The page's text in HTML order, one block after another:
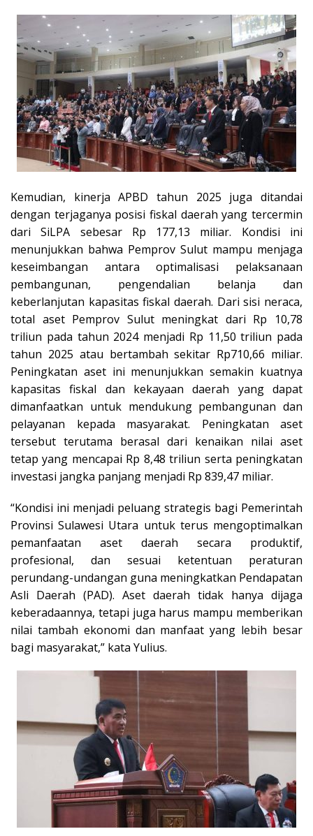
Kemudian, kinerja APBD tahun 2025 juga ditandai
dengan terjaganya posisi fiskal daerah yang tercermin
dari SiLPA sebesar Rp 177,13 miliar. Kondisi ini
menunjukkan bahwa Pemprov Sulut mampu menjaga
keseimbangan antara optimalisasi pelaksanaan
pembangunan, pengendalian belanja dan
keberlanjutan kapasitas fiskal daerah. Dari sisi neraca,
total aset Pemprov Sulut meningkat dari Rp 10,78
triliun pada tahun 2024 menjadi Rp 11,50 triliun pada
tahun 2025 atau bertambah sekitar Rp710,66 miliar.
Peningkatan aset ini menunjukkan semakin kuatnya
kapasitas fiskal dan kekayaan daerah yang dapat
dimanfaatkan untuk mendukung pembangunan dan
pelayanan kepada masyarakat. Peningkatan aset
tersebut terutama berasal dari kenaikan nilai aset
tetap yang mencapai Rp 8,48 triliun serta peningkatan
investasi jangka panjang menjadi Rp 839,47 miliar.
“Kondisi ini menjadi peluang strategis bagi Pemerintah
Provinsi Sulawesi Utara untuk terus mengoptimalkan
pemanfaatan aset daerah secara produktif,
profesional, dan sesuai ketentuan peraturan
perundang-undangan guna meningkatkan Pendapatan
Asli Daerah (PAD). Aset daerah tidak hanya dijaga
keberadaannya, tetapi juga harus mampu memberikan
nilai tambah ekonomi dan manfaat yang lebih besar
bagi masyarakat,” kata Yulius.